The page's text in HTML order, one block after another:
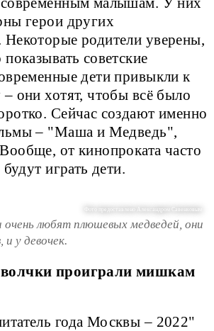
герои других
родители уверены,
советские
дети привыкли к
они хотят, чтобы всё было
Сейчас создают именно
– "Маша и Медведь",
от кинопроката часто
играть дети.
Фото предоставлено Александром Савенковым
любят плюшевых медведей, они
и у девочек.
проиграли мишкам
года Москвы – 2022"